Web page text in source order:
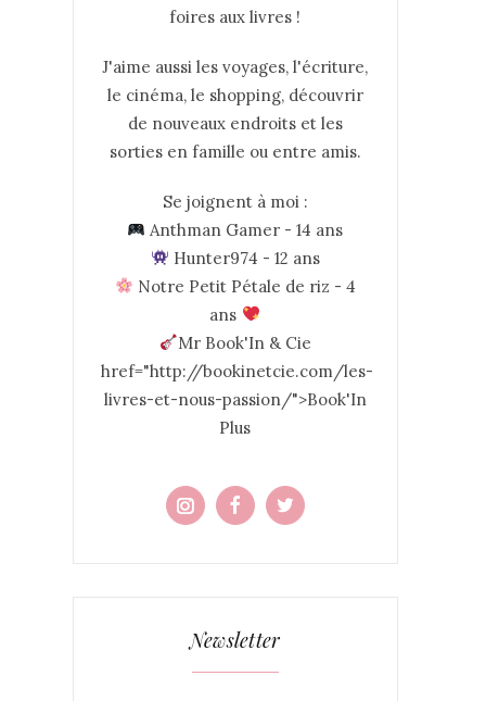
foires aux livres !
J'aime aussi les voyages, l'écriture,
le cinéma, le shopping, découvrir
de nouveaux endroits et les
sorties en famille ou entre amis.
Se joignent à moi :
Anthman Gamer - 14 ans
Hunter974 - 12 ans
Notre Petit Pétale de riz - 4
ans
Mr Book'In & Cie
href="http://bookinetcie.com/les-
livres-et-nous-passion/">Book'In
Plus
Newsletter